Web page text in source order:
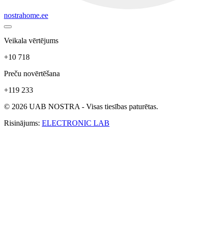
nostrahome.ee
Veikala vērtējums
+10 718
Preču novērtēšana
+119 233
© 2026 UAB NOSTRA - Visas tiesības paturētas.
Risinājums: ELECTRONIC LAB